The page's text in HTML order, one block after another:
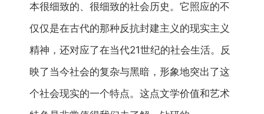
本很细致的、很细致的社会历史。它照应的不
仅仅是在古代的那种反抗封建主义的现实主义
精神，还对应了在当代21世纪的社会生活。反
映了当今社会的复杂与黑暗，形象地突出了这
个社会现实的一个特点。这点文学价值和艺术